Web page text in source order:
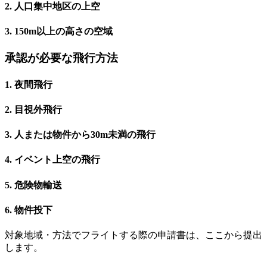
2. 人口集中地区の上空
3. 150m以上の高さの空域
承認が必要な飛行方法
1. 夜間飛行
2. 目視外飛行
3. 人または物件から30m未満の飛行
4. イベント上空の飛行
5. 危険物輸送
6. 物件投下
対象地域・方法でフライトする際の申請書は、ここから提出
します。